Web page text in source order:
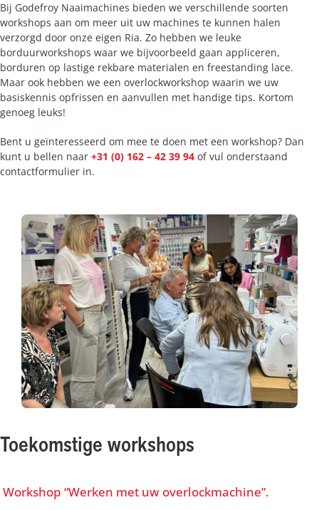
Bij Godefroy Naaimachines bieden we verschillende soorten
workshops aan om meer uit uw machines te kunnen halen
verzorgd door onze eigen Ria. Zo hebben we leuke
borduurworkshops waar we bijvoorbeeld gaan appliceren,
borduren op lastige rekbare materialen en freestanding lace.
Maar ook hebben we een overlockworkshop waarin we uw
basiskennis opfrissen en aanvullen met handige tips. Kortom
genoeg leuks!
Bent u geïnteresseerd om mee te doen met een workshop? Dan
kunt u bellen naar +31 (0) 162 – 42 39 94 of vul onderstaand
contactformulier in.
Toekomstige workshops
Workshop “Werken met uw overlockmachine”.